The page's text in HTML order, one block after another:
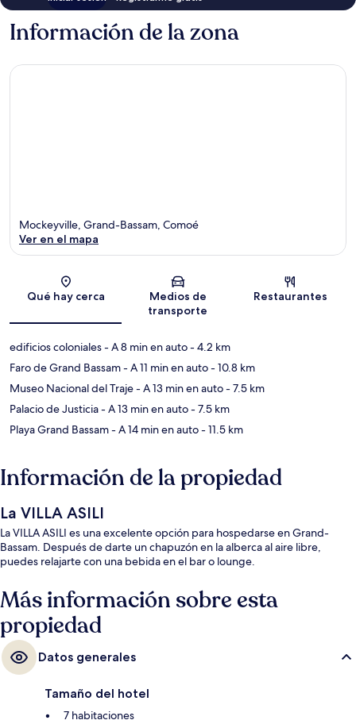
Información de la zona
Sección del mapa
Mockeyville, Grand-Bassam, Comoé
Ver en el mapa
Qué hay cerca
Medios de
transporte
Restaurantes
edificios coloniales- A 8 min en auto- 4.2 km
Faro de Grand Bassam- A 11 min en auto- 10.8 km
Museo Nacional del Traje- A 13 min en auto- 7.5 km
Palacio de Justicia- A 13 min en auto- 7.5 km
Playa Grand Bassam- A 14 min en auto- 11.5 km
Información de la propiedad
La VILLA ASILI
La VILLA ASILI es una excelente opción para hospedarse en Grand-
Bassam. Después de darte un chapuzón en la alberca al aire libre,
puedes relajarte con una bebida en el bar o lounge.
Más información sobre esta
propiedad
Datos generales
Tamaño del hotel
7 habitaciones